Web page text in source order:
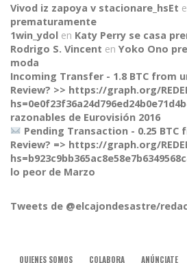
CONNECT
Vivod iz zapoya v stacionare_hsEt
prematuramente
1win_ydol en Katy Perry se casa
Rodrigo S. Vincent en Yoko Ono
moda
Incoming Transfer - 1.8 BTC from
Review? >> https://graph.org/
razonables de Eurovisión 2016
Pending Transaction - 0.25 BTC
Review? => https://graph.org/
lo peor de Marzo
Tweets de @elcajondesastre/
QUIENES SOMOS COLABORA ANÚNCIATE